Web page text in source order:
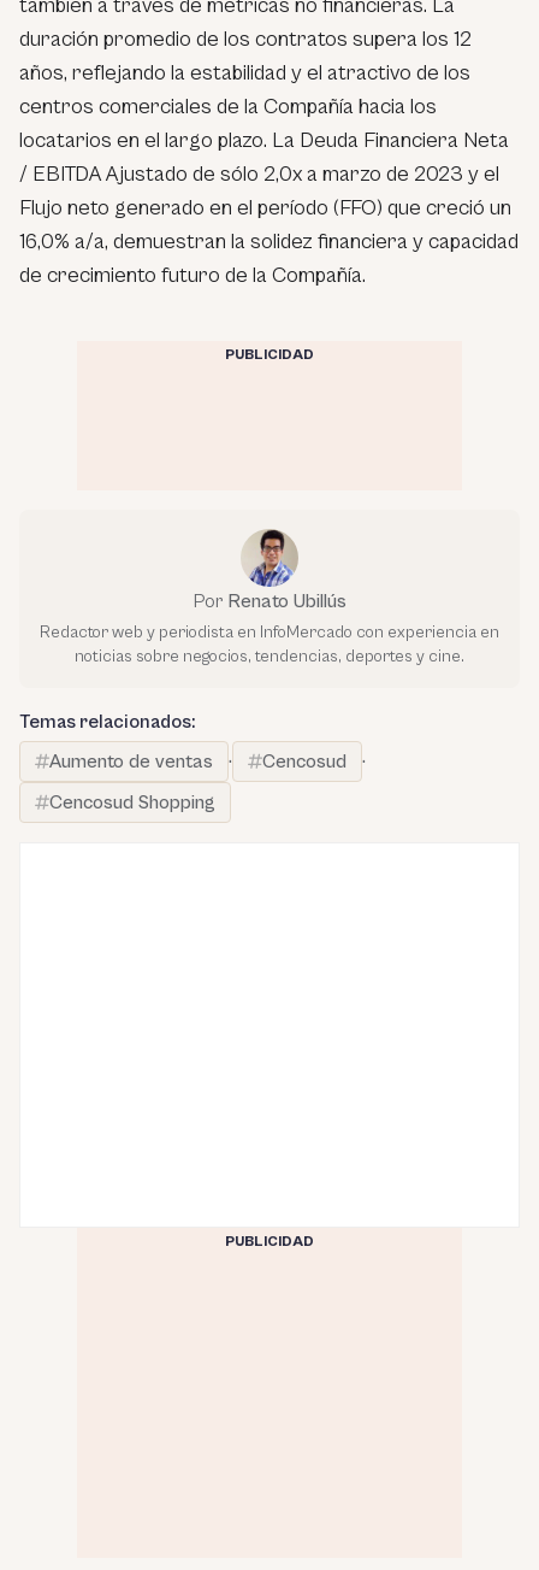
también a través de métricas no financieras. La
duración promedio de los contratos supera los 12
años, reflejando la estabilidad y el atractivo de los
centros comerciales de la Compañía hacia los
locatarios en el largo plazo. La Deuda Financiera Neta
/ EBITDA Ajustado de sólo 2,0x a marzo de 2023 y el
Flujo neto generado en el período (FFO) que creció un
16,0% a/a, demuestran la solidez financiera y capacidad
de crecimiento futuro de la Compañía.
PUBLICIDAD
Por Renato Ubillús
Redactor web y periodista en InfoMercado con experiencia en
noticias sobre negocios, tendencias, deportes y cine.
Temas relacionados:
Aumento de ventas
· Cencosud
·
Cencosud Shopping
PUBLICIDAD